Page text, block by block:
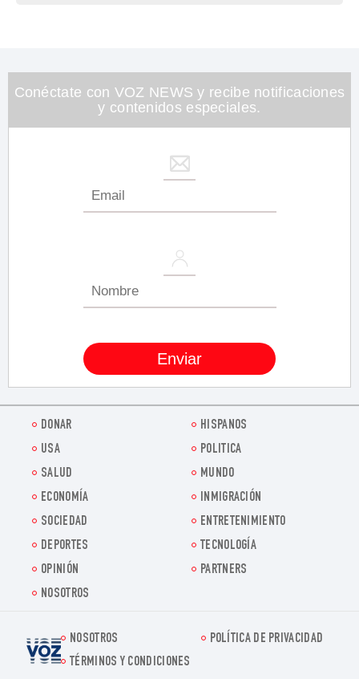
Conéctate con VOZ NEWS y recibe notificaciones
y contenidos especiales.
DONAR
HISPANOS
USA
POLITICA
SALUD
MUNDO
ECONOMÍA
INMIGRACIÓN
SOCIEDAD
ENTRETENIMIENTO
DEPORTES
TECNOLOGÍA
OPINIÓN
PARTNERS
NOSOTROS
Voz.us
NOSOTROS
POLÍTICA DE PRIVACIDAD
TÉRMINOS Y CONDICIONES